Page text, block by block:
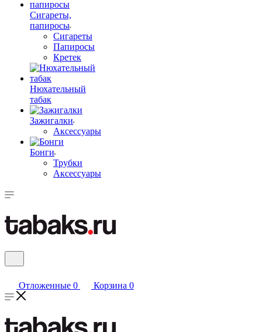
Сигареты,
папиросы
Сигареты
Папиросы
Кретек
Нюхательный
табак
Зажигалки
Аксессуары
Бонги
Трубки
Аксессуары
Отложенные 0 Корзина 0